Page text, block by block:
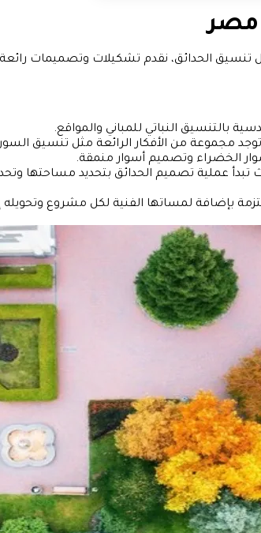
مصر
الحدائق، نقدم تشكيلات وتصميمات
بالتنسيق النباتي للمباني والمواقع.
توجد مجموعة من الأفكار الرائعة مثل تنسيق
الخضراء وتصميم أسوار منمقة.
عملية تصميم الحدائق بتحديد مساحتها
بإضافة لمساتها الفنية لكل مشروع